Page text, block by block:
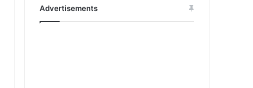
Advertisements